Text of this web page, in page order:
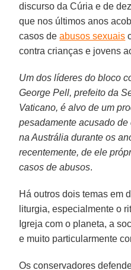
discurso da Cúria e de
que nos últimos anos
casos deabusos sexuais
contra crianças e jovens
Um dos líderes do bloco
George Pell, prefeito da
Vaticano, é alvo de um
pesadamente acusado
na Austrália durante os
recentemente, de ele
casos de abusos.
Há outros dois temas em
liturgia, especialmente o
Igreja com o planeta, a
e muito particularmente
Os conservadores